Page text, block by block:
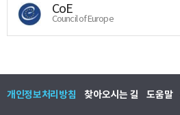
CoE
Council of Europe
개인정보처리방침 찾아오시는 길 도움말